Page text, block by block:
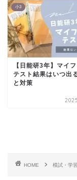
小3
【日能研3年】マイ
テスト結果はいつ出
と対策
HOME 模試・学